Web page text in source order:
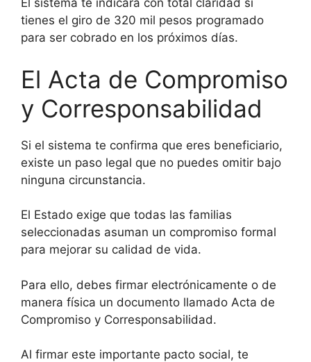
El sistema te indicará con total claridad si
tienes el giro de 320 mil pesos programado
para ser cobrado en los próximos días.
El Acta de Compromiso
y Corresponsabilidad
Si el sistema te confirma que eres beneficiario,
existe un paso legal que no puedes omitir bajo
ninguna circunstancia.
El Estado exige que todas las familias
seleccionadas asuman un compromiso formal
para mejorar su calidad de vida.
Para ello, debes firmar electrónicamente o de
manera física un documento llamado Acta de
Compromiso y Corresponsabilidad.
Al firmar este importante pacto social, te